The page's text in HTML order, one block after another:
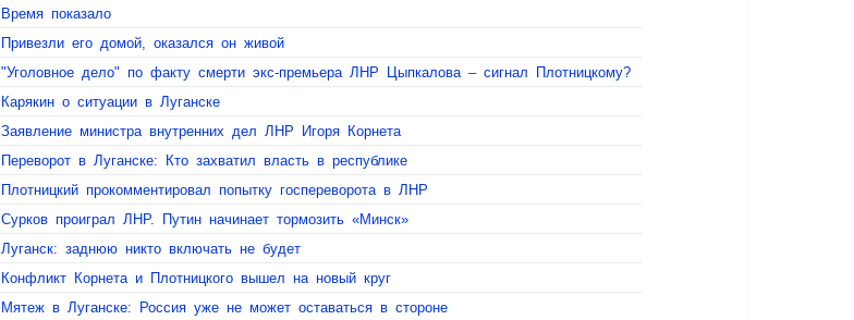
Время показало
Привезли его домой, оказался он живой
"Уголовное дело" по факту смерти экс-премьера ЛНР Цыпкалова – сигнал Плотницкому?
Карякин о ситуации в Луганске
Заявление министра внутренних дел ЛНР Игоря Корнета
Переворот в Луганске: Кто захватил власть в республике
Плотницкий прокомментировал попытку госпереворота в ЛНР
Сурков проиграл ЛНР. Путин начинает тормозить «Минск»
Луганск: заднюю никто включать не будет
Конфликт Корнета и Плотницкого вышел на новый круг
Мятеж в Луганске: Россия уже не может оставаться в стороне